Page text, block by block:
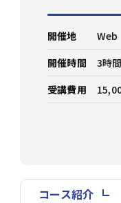
開催地
Web
開催時間
3時
受講費用
コース紹介